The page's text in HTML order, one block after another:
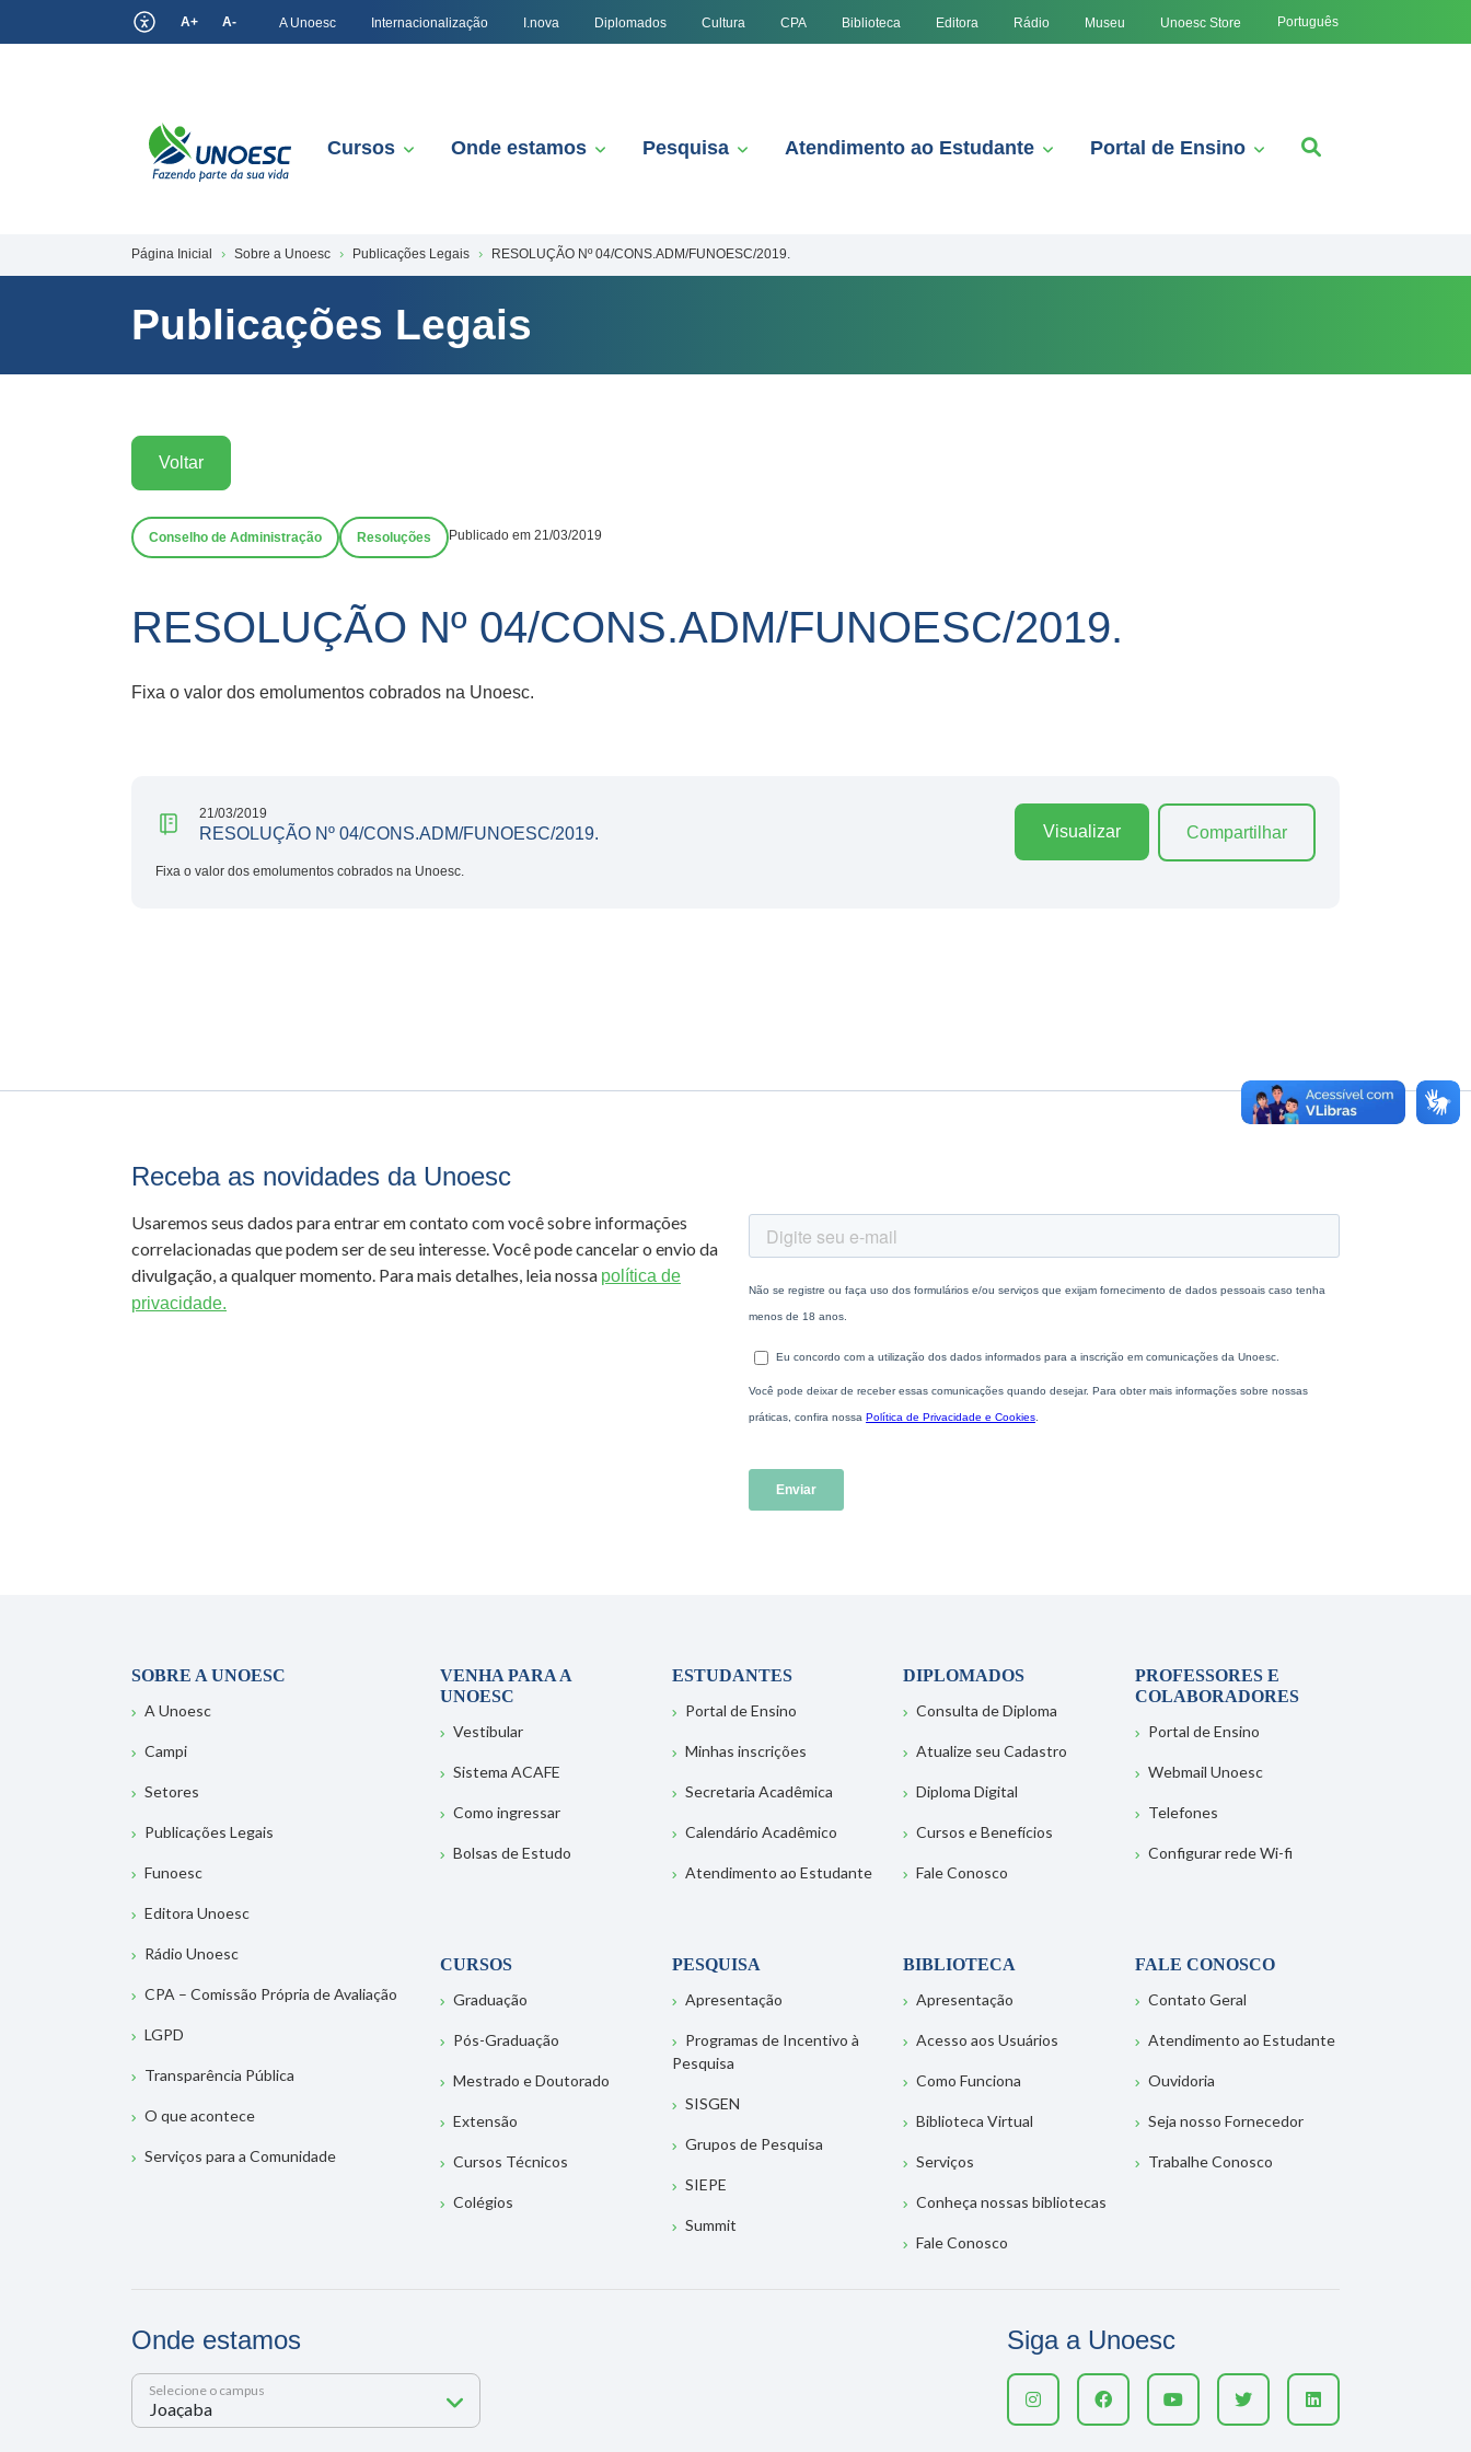
A+ A- A Unoesc Internacionalização I.nova Diplomados Cultura CPA Biblioteca Editora Rádio Museu Unoesc Store Português
Cursos Onde estamos Pesquisa Atendimento ao Estudante Portal de Ensino
Página Inicial Sobre a Unoesc Publicações Legais RESOLUÇÃO Nº 04/CONS.ADM/FUNOESC/2019.
Publicações Legais
Voltar
Conselho de Administração Resoluções Publicado em 21/03/2019
RESOLUÇÃO Nº 04/CONS.ADM/FUNOESC/2019.
Fixa o valor dos emolumentos cobrados na Unoesc.
21/03/2019
RESOLUÇÃO Nº 04/CONS.ADM/FUNOESC/2019.
Fixa o valor dos emolumentos cobrados na Unoesc.
Visualizar Compartilhar
Receba as novidades da Unoesc
Usaremos seus dados para entrar em contato com você sobre informações
correlacionadas que podem ser de seu interesse. Você pode cancelar o envio da
divulgação, a qualquer momento. Para mais detalhes, leia nossa política de
privacidade.
SOBRE A UNOESC
A Unoesc
Campi
Setores
Publicações Legais
Funoesc
Editora Unoesc
Rádio Unoesc
CPA – Comissão Própria de Avaliação
LGPD
Transparência Pública
O que acontece
Serviços para a Comunidade
VENHA PARA A
UNOESC
Vestibular
Sistema ACAFE
Como ingressar
Bolsas de Estudo
ESTUDANTES
Portal de Ensino
Minhas inscrições
Secretaria Acadêmica
Calendário Acadêmico
Atendimento ao Estudante
DIPLOMADOS
Consulta de Diploma
Atualize seu Cadastro
Diploma Digital
Cursos e Benefícios
Fale Conosco
PROFESSORES E
COLABORADORES
Portal de Ensino
Webmail Unoesc
Telefones
Configurar rede Wi-fi
CURSOS
Graduação
Pós-Graduação
Mestrado e Doutorado
Extensão
Cursos Técnicos
Colégios
PESQUISA
Apresentação
Programas de Incentivo à
Pesquisa
SISGEN
Grupos de Pesquisa
SIEPE
Summit
BIBLIOTECA
Apresentação
Acesso aos Usuários
Como Funciona
Biblioteca Virtual
Serviços
Conheça nossas bibliotecas
Fale Conosco
FALE CONOSCO
Contato Geral
Atendimento ao Estudante
Ouvidoria
Seja nosso Fornecedor
Trabalhe Conosco
Onde estamos
Selecione o campus
Siga a Unoesc